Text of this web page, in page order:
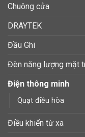
Chuông cửa
DRAYTEK
Đầu Ghi
Đèn năng lượng mặt
Điện thông minh
Quạt điều hòa
Điều khiển từ xa